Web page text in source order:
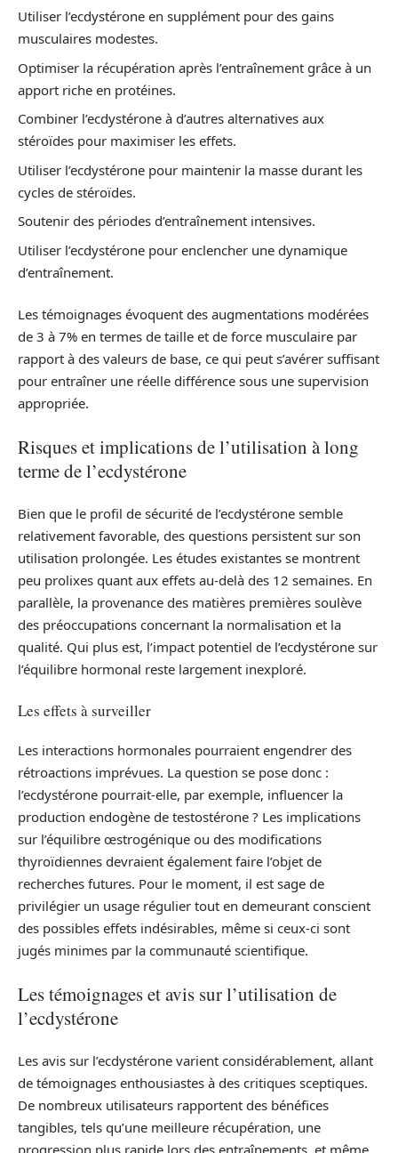
Utiliser l’ecdystérone en supplément pour des gains
musculaires modestes.
Optimiser la récupération après l’entraînement grâce à un
apport riche en protéines.
Combiner l’ecdystérone à d’autres alternatives aux
stéroïdes pour maximiser les effets.
Utiliser l’ecdystérone pour maintenir la masse durant les
cycles de stéroïdes.
Soutenir des périodes d’entraînement intensives.
Utiliser l’ecdystérone pour enclencher une dynamique
d’entraînement.
Les témoignages évoquent des augmentations modérées
de 3 à 7% en termes de taille et de force musculaire par
rapport à des valeurs de base, ce qui peut s’avérer suffisant
pour entraîner une réelle différence sous une supervision
appropriée.
Risques et implications de l’utilisation à long
terme de l’ecdystérone
Bien que le profil de sécurité de l’ecdystérone semble
relativement favorable, des questions persistent sur son
utilisation prolongée. Les études existantes se montrent
peu prolixes quant aux effets au-delà des 12 semaines. En
parallèle, la provenance des matières premières soulève
des préoccupations concernant la normalisation et la
qualité. Qui plus est, l’impact potentiel de l’ecdystérone sur
l’équilibre hormonal reste largement inexploré.
Les effets à surveiller
Les interactions hormonales pourraient engendrer des
rétroactions imprévues. La question se pose donc :
l’ecdystérone pourrait-elle, par exemple, influencer la
production endogène de testostérone ? Les implications
sur l’équilibre œstrogénique ou des modifications
thyroïdiennes devraient également faire l’objet de
recherches futures. Pour le moment, il est sage de
privilégier un usage régulier tout en demeurant conscient
des possibles effets indésirables, même si ceux-ci sont
jugés minimes par la communauté scientifique.
Les témoignages et avis sur l’utilisation de
l’ecdystérone
Les avis sur l’ecdystérone varient considérablement, allant
de témoignages enthousiastes à des critiques sceptiques.
De nombreux utilisateurs rapportent des bénéfices
tangibles, tels qu’une meilleure récupération, une
progression plus rapide lors des entraînements, et même